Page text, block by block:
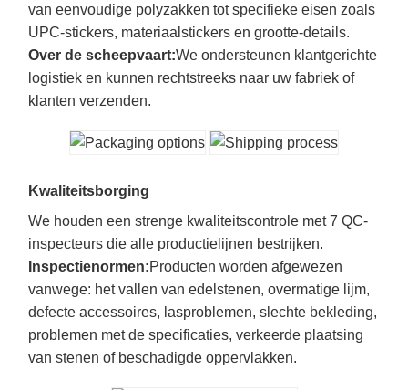
van eenvoudige polyzakken tot specifieke eisen zoals
UPC-stickers, materiaalstickers en grootte-details.
Over de scheepvaart:We ondersteunen klantgerichte
logistiek en kunnen rechtstreeks naar uw fabriek of
klanten verzenden.
Kwaliteitsborging
We houden een strenge kwaliteitscontrole met 7 QC-
inspecteurs die alle productielijnen bestrijken.
Inspectienormen:Producten worden afgewezen
vanwege: het vallen van edelstenen, overmatige lijm,
defecte accessoires, lasproblemen, slechte bekleding,
problemen met de specificaties, verkeerde plaatsing
van stenen of beschadigde oppervlakken.